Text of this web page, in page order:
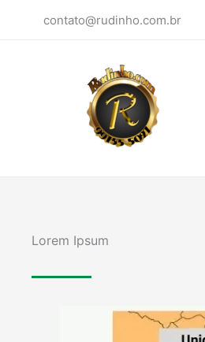
contato@rudinho.com.br
Lorem Ipsum